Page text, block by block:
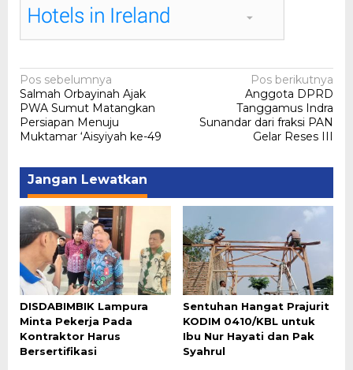
Navigasi
pos
Pos sebelumnya
Salmah Orbayinah Ajak
PWA Sumut Matangkan
Persiapan Menuju
Muktamar ‘Aisyiyah ke-49
Pos berikutnya
Anggota DPRD
Tanggamus Indra
Sunandar dari fraksi PAN
Gelar Reses III
Jangan Lewatkan
DISDABIMBIK Lampura
Minta Pekerja Pada
Kontraktor Harus
Bersertifikasi
Sentuhan Hangat Prajurit
KODIM 0410/KBL untuk
Ibu Nur Hayati dan Pak
Syahrul